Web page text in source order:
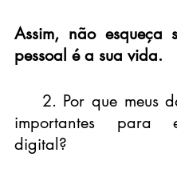
Assim, não esqueça
pessoal é a sua vida.
importantes para
digital?